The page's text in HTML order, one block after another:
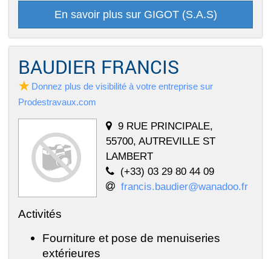
En savoir plus sur GIGOT (S.A.S)
BAUDIER FRANCIS
Donnez plus de visibilité à votre entreprise sur
Prodestravaux.com
9 RUE PRINCIPALE,
55700, AUTREVILLE ST
LAMBERT
(+33) 03 29 80 44 09
francis.baudier@wanadoo.fr
Activités
Fourniture et pose de menuiseries
extérieures